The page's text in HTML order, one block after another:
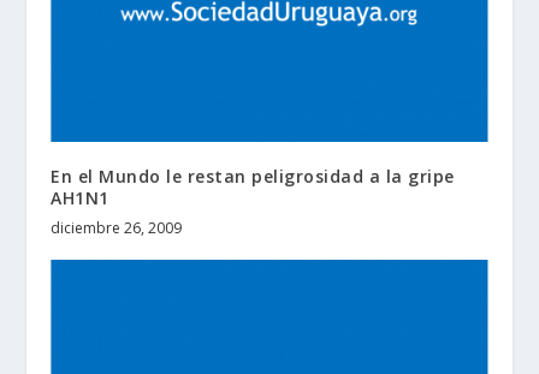
En el Mundo le restan peligrosidad a la gripe
AH1N1
diciembre 26, 2009